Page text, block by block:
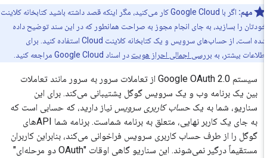
مهم:
اگر با Google Cloud کار می‌کنید، مگر اینکه قصد داشته باشید کتابخانه کلاینت
را بسازید، به جای انجام مجوز به صراحت همانطور که در این سند توضیح داده
شده است، از حساب‌های سرویس و یک کتابخانه کلاینت Cloud استفاده کنید. برای
بیشتر، بهبررسی اجمالی احراز هویتدر اسناد Google Cloud مراجعه کنید.
سیستم Google OAuth 2.0 از تعاملات سرور به سرور مانند تعاملات
بین یک برنامه وب و یک سرویس گوگل پشتیبانی می‌کند. برای این
سناریو، شما به یکحساب کاربری سرویسنیاز دارید، که حسابی است که
به جای یک کاربر نهایی، متعلق به برنامه شماست. برنامه شما APIهای
گوگل را از طرف حساب کاربری سرویس فراخوانی می‌کند، بنابراین کاربران
مستقیماً درگیر نمی‌شوند. این سناریو گاهی اوقات "OAuth دو مرحله‌ای"